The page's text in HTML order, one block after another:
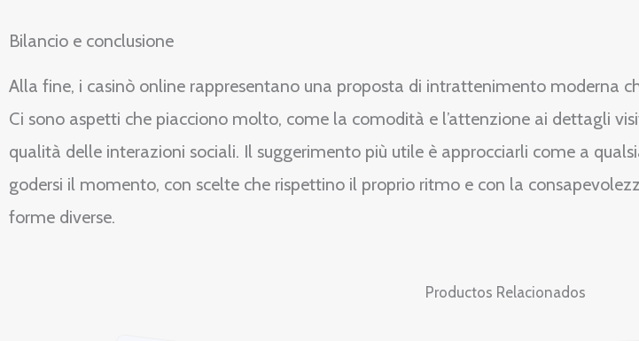
Bilancio e conclusione
Alla fine, i casinò online rappresentano una proposta di intrattenimento moderna
Ci sono aspetti che piacciono molto, come la comodità e l’attenzione ai dettagli
qualità delle interazioni sociali. Il suggerimento più utile è approcciarli come a
godersi il momento, con scelte che rispettino il proprio ritmo e con la
forme diverse.
Productos Relacionados